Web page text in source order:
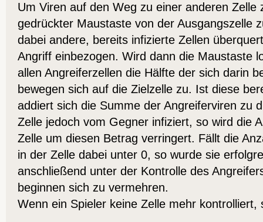
Um Viren auf den Weg zu einer anderen Zelle
gedrückter Maustaste von der Ausgangszelle
dabei andere, bereits infizierte Zellen
Angriff einbezogen. Wird dann die Maustaste
allen Angreiferzellen die Hälfte der sich darin
bewegen sich auf die Zielzelle zu. Ist diese
addiert sich die Summe der Angreiferviren zu
Zelle jedoch vom Gegner infiziert, so wird die
Zelle um diesen Betrag verringert. Fällt die
in der Zelle dabei unter 0, so wurde sie
anschließend unter der Kontrolle des
beginnen sich zu vermehren.
Wenn ein Spieler keine Zelle mehr